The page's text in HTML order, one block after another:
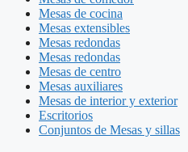
Mesas de cocina
Mesas extensibles
Mesas redondas
Mesas redondas
Mesas de centro
Mesas auxiliares
Mesas de interior y exterior
Escritorios
Conjuntos de Mesas y sillas